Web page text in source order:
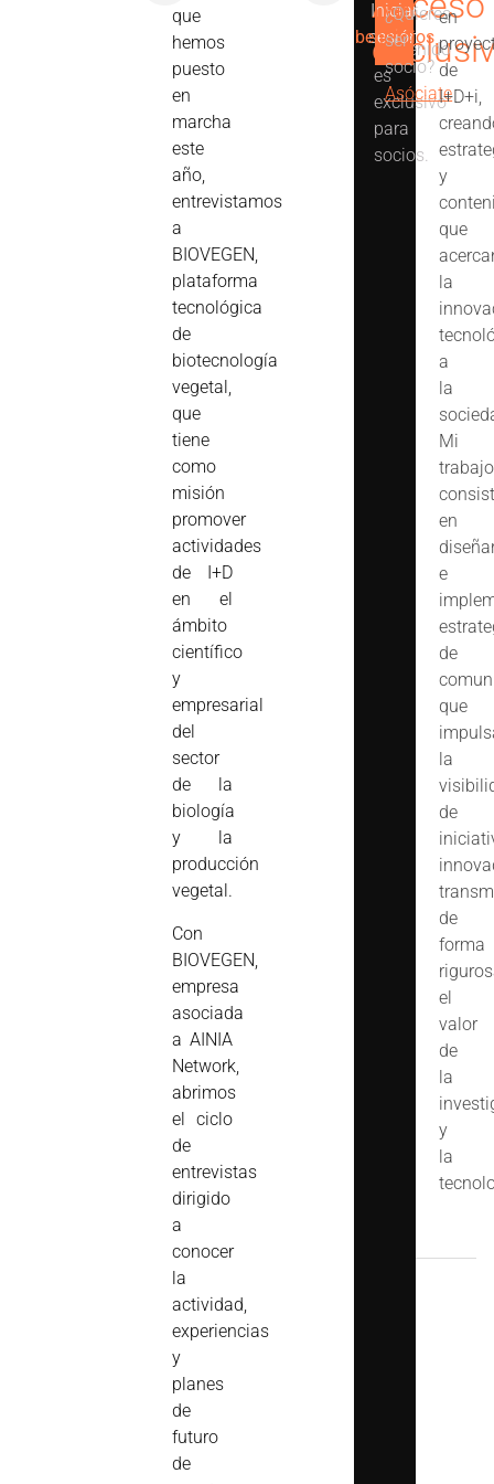
que
hemos
puesto
en
marcha
este
año,
entrevistamos
a
BIOVEGEN,
plataforma
tecnológica
de
biotecnología
vegetal,
que
tiene
como
misión
promover
actividades
de I+D
en el
ámbito
científico
y
empresarial
del
sector
de la
biología
y la
producción
vegetal.
Con
BIOVEGEN,
empresa
asociada
a AINIA
Network,
abrimos
el ciclo
de
entrevistas
dirigido
a
conocer
la
actividad,
experiencias
y
planes
de
futuro
de
Este
contenido
es
exclusivo
para
socios.
Iniciar
sesión
Ver
beneficios
¿Quieres
ser
socio?
Asóciate
en
de
I+D+i,
y
que
la
a
la
Mi
trabajo
en
e
de
que
la
de
de
forma
el
valor
de
la
y
la